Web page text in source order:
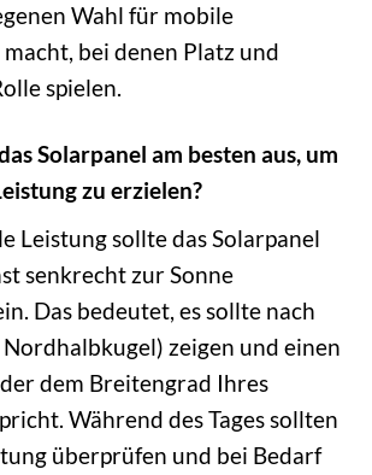
Wahl für mobile
bei denen Platz und
spielen.
Solarpanel am besten aus, um
zu erzielen?
Leistung sollte das Solarpanel
senkrecht zur Sonne
Das bedeutet, es sollte nach
zeigen und einen
dem Breitengrad Ihres
Während des Tages sollten
überprüfen und bei Bedarf